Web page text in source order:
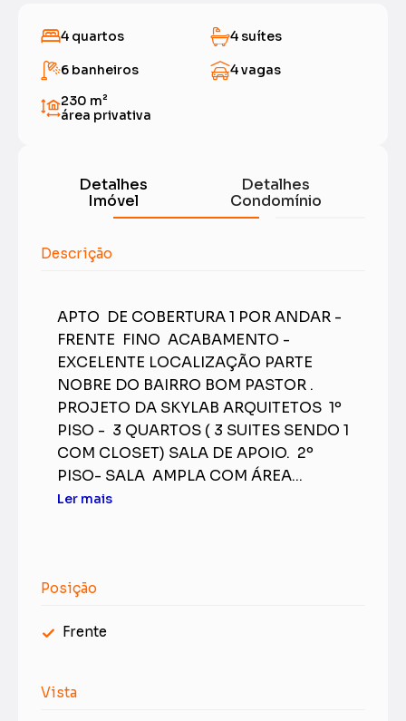
4 quartos 4 suítes
6 banheiros
4 vagas
230 m²
área privativa
Detalhes
Imóvel
Detalhes
Condomínio
Descrição
APTO DE COBERTURA 1 POR ANDAR -
FRENTE FINO ACABAMENTO -
EXCELENTE LOCALIZAÇÃO PARTE
NOBRE DO BAIRRO BOM PASTOR .
PROJETO DA SKYLAB ARQUITETOS 1º
PISO - 3 QUARTOS ( 3 SUITES SENDO 1
COM CLOSET) SALA DE APOIO. 2º
PISO- SALA AMPLA COM ÁREA...
Ler mais
Posição
Frente
Vista